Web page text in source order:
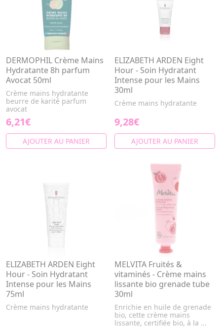
DERMOPHIL Crème Mains
Hydratante 8h parfum
Avocat 50ml
Crème mains hydratante
beurre de karité parfum
avocat
6,21€
AJOUTER AU PANIER
ELIZABETH ARDEN Eight
Hour - Soin Hydratant
Intense pour les Mains
30ml
Crème mains hydratante
9,28€
AJOUTER AU PANIER
ELIZABETH ARDEN Eight
Hour - Soin Hydratant
Intense pour les Mains
75ml
Crème mains hydratante
MELVITA Fruités &
vitaminés - Crème mains
lissante bio grenade tube
30ml
Enrichie en huile de grenade
bio, cette crème mains
lissante, certifiée bio, à la ...